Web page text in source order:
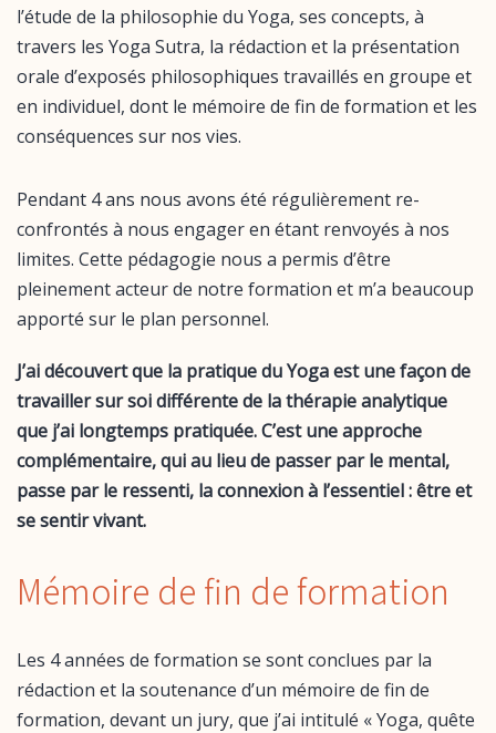
l’étude de la philosophie du Yoga, ses concepts, à
travers les Yoga Sutra, la rédaction et la présentation
orale d’exposés philosophiques travaillés en groupe et
en individuel, dont le mémoire de fin de formation et les
conséquences sur nos vies.
Pendant 4 ans nous avons été régulièrement re-
confrontés à nous engager en étant renvoyés à nos
limites. Cette pédagogie nous a permis d’être
pleinement acteur de notre formation et m’a beaucoup
apporté sur le plan personnel.
J’ai découvert que la pratique du Yoga est une façon de
travailler sur soi différente de la thérapie analytique
que j’ai longtemps pratiquée. C’est une approche
complémentaire, qui au lieu de passer par le mental,
passe par le ressenti, la connexion à l’essentiel : être et
se sentir vivant.
Mémoire de fin de formation
Les 4 années de formation se sont conclues par la
rédaction et la soutenance d’un mémoire de fin de
formation, devant un jury, que j’ai intitulé « Yoga, quête